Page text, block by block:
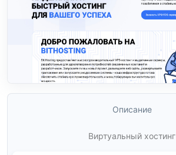
Описание
Виртуальный хостинг